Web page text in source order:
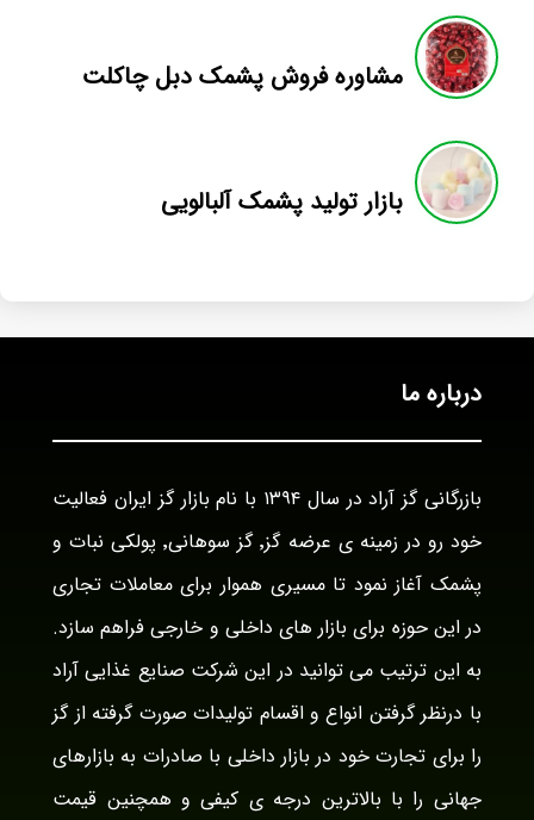
مشاوره فروش پشمک دبل چاکلت
بازار تولید پشمک آلبالویی
درباره ما
بازرگانی گز آراد در سال ۱۳۹۴ با نام بازار گز ایران فعالیت
خود رو در زمینه ی عرضه گز٬ گز سوهانی٬ پولکی نبات و
پشمک آغاز نمود تا مسیری هموار برای معاملات تجاری
در این حوزه برای بازار های داخلی و خارجی فراهم سازد.
به این ترتیب می توانید در این شرکت صنایع غذایی آراد
با درنظر گرفتن انواع و اقسام تولیدات صورت گرفته از گز
را برای تجارت خود در بازار داخلی با صادرات به بازارهای
جهانی را با بالاترین درجه ی کیفی و همچنین قیمت